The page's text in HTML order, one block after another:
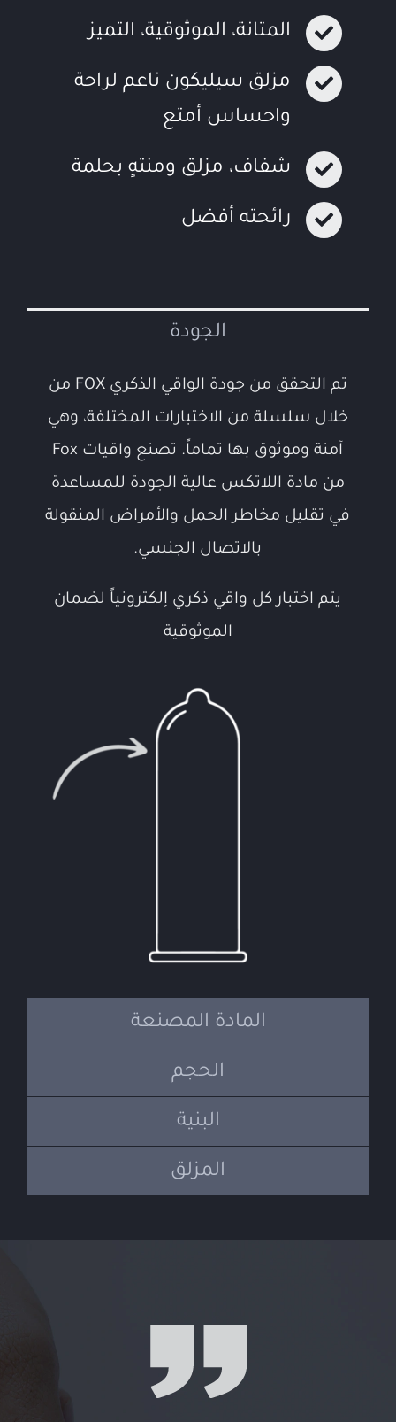
المتانة، الموثوقية، التميز
مزلق سيليكون ناعم لراحة
واحساس أمتع
شفاف، مزلق ومنتهٍ بحلمة
رائحته أفضل
الجودة
تم التحقق من جودة الواقي الذكري FOX من
خلال سلسلة من الاختبارات المختلفة، وهي
آمنة وموثوق بها تماماً.
تصنع واقيات Fox
من مادة اللاتكس عالية الجودة للمساعدة
في تقليل مخاطر الحمل والأمراض المنقولة
بالاتصال الجنسي.
يتم اختبار كل واقي ذكري إلكترونياً لضمان
الموثوقية
المادة المصنعة
الحجم
البنية
المزلق